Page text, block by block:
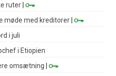
ruter |
møde med kreditorer |
i juli
i Etiopien
omsætning |